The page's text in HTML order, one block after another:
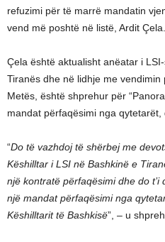
refuzimi për të marrë mandatin
vend më poshtë në listë, Ardit Çela.
Çela është aktualisht anëatar i
Tiranës dhe në lidhje me
Metës, është shprehur për
mandat përfaqësimi nga qytetarët,
“Do të vazhdoj të shërbej me
Këshilltar i LSI në Bashkinë e
një kontratë përfaqësimi dhe do
një mandat përfaqësimi nga
Këshilltarit të Bashkisë”, – u shpreh